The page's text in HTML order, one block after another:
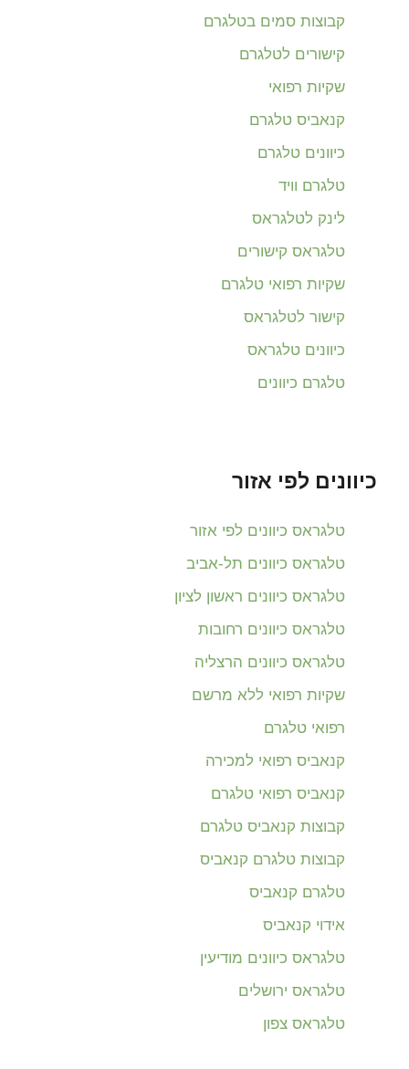
קבוצות סמים בטלגרם
קישורים לטלגרם
שקיות רפואי
קנאביס טלגרם
כיוונים טלגרם
טלגרם וויד
לינק לטלגראס
טלגראס קישורים
שקיות רפואי טלגרם
קישור לטלגראס
כיוונים טלגראס
טלגרם כיוונים
כיוונים לפי אזור
טלגראס כיוונים לפי אזור
טלגראס כיוונים תל-אביב
טלגראס כיוונים ראשון לציון
טלגראס כיוונים רחובות
טלגראס כיוונים הרצליה
שקיות רפואי ללא מרשם
רפואי טלגרם
קנאביס רפואי למכירה
קנאביס רפואי טלגרם
קבוצות קנאביס טלגרם
קבוצות טלגרם קנאביס
טלגרם קנאביס
אידוי קנאביס
טלגראס כיוונים מודיעין
טלגראס ירושלים
טלגראס צפון